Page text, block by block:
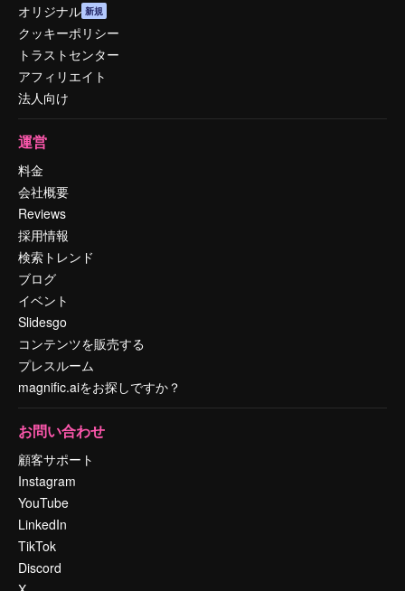
オリジナル 新規
クッキーポリシー
トラストセンター
アフィリエイト
法人向け
運営
料金
会社概要
Reviews
採用情報
検索トレンド
ブログ
イベント
Slidesgo
コンテンツを販売する
プレスルーム
magnific.aiをお探しですか？
お問い合わせ
顧客サポート
Instagram
YouTube
LinkedIn
TikTok
Discord